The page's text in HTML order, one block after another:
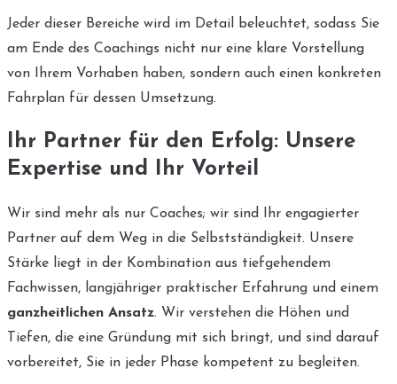
Jeder dieser Bereiche wird im Detail beleuchtet, sodass Sie
am Ende des Coachings nicht nur eine klare Vorstellung
von Ihrem Vorhaben haben, sondern auch einen konkreten
Fahrplan für dessen Umsetzung.
Ihr Partner für den Erfolg: Unsere
Expertise und Ihr Vorteil
Wir sind mehr als nur Coaches; wir sind Ihr engagierter
Partner auf dem Weg in die Selbstständigkeit. Unsere
Stärke liegt in der Kombination aus tiefgehendem
Fachwissen, langjähriger praktischer Erfahrung und einem
ganzheitlichen Ansatz. Wir verstehen die Höhen und
Tiefen, die eine Gründung mit sich bringt, und sind darauf
vorbereitet, Sie in jeder Phase kompetent zu begleiten.